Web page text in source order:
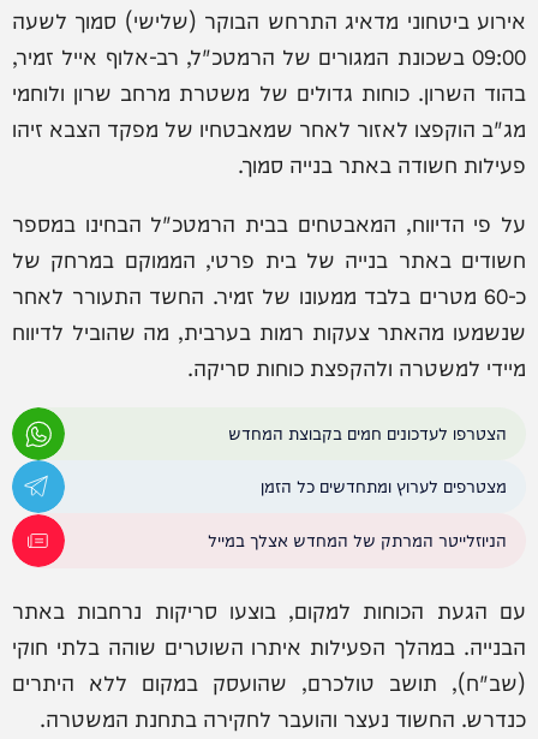
אירוע ביטחוני מדאיג התרחש הבוקר (שלישי) סמוך לשעה
09:00 בשכונת המגורים של הרמטכ"ל, רב-אלוף אייל זמיר,
בהוד השרון. כוחות גדולים של משטרת מרחב שרון ולוחמי
מג"ב הוקפצו לאזור לאחר שמאבטחיו של מפקד הצבא זיהו
פעילות חשודה באתר בנייה סמוך.
על פי הדיווח, המאבטחים בבית הרמטכ"ל הבחינו במספר
חשודים באתר בנייה של בית פרטי, הממוקם במרחק של
כ-60 מטרים בלבד ממעונו של זמיר. החשד התעורר לאחר
שנשמעו מהאתר צעקות רמות בערבית, מה שהוביל לדיווח
מיידי למשטרה ולהקפצת כוחות סריקה.
הצטרפו לעדכונים חמים בקבוצת המחדש
מצטרפים לערוץ ומתחדשים כל הזמן
הניוזלייטר המרתק של המחדש אצלך במייל
עם הגעת הכוחות למקום, בוצעו סריקות נרחבות באתר
הבנייה. במהלך הפעילות איתרו השוטרים שוהה בלתי חוקי
(שב"ח), תושב טולכרם, שהועסק במקום ללא היתרים
כנדרש. החשוד נעצר והועבר לחקירה בתחנת המשטרה.